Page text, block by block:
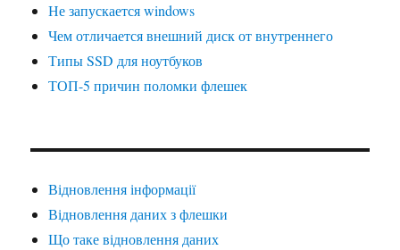
Не запускается windows
Чем отличается внешний диск от внутреннего
Типы SSD для ноутбуков
ТОП-5 причин поломки флешек
Відновлення інформації
Відновлення даних з флешки
Що таке відновлення даних